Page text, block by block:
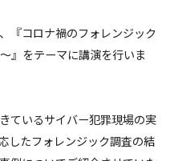
『コロナ禍のフォレンジック
』をテーマに講演を行いま
ているサイバー犯罪現場の実
したフォレンジック調査の結